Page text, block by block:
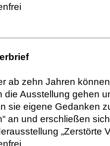
ab zehn Jahren
die Ausstellung gehen
sie eigene Gedanken
an und erschließen
„Zerstörte